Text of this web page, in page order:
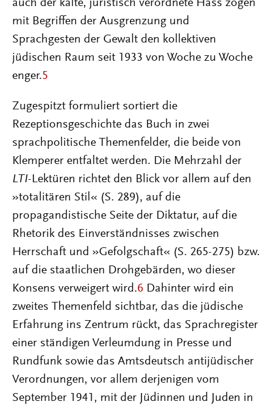
auch der kalte, juristisch verordnete Hass zogen
mit Begriffen der Ausgrenzung und
Sprachgesten der Gewalt den kollektiven
jüdischen Raum seit 1933 von Woche zu Woche
enger.5
Zugespitzt formuliert sortiert die
Rezeptionsgeschichte das Buch in zwei
sprachpolitische Themenfelder, die beide von
Klemperer entfaltet werden. Die Mehrzahl der
LTI-Lektüren richtet den Blick vor allem auf den
»totalitären Stil« (S. 289), auf die
propagandistische Seite der Diktatur, auf die
Rhetorik des Einverständnisses zwischen
Herrschaft und »Gefolgschaft« (S. 265-275) bzw.
auf die staatlichen Drohgebärden, wo dieser
Konsens verweigert wird.6 Dahinter wird ein
zweites Themenfeld sichtbar, das die jüdische
Erfahrung ins Zentrum rückt, das Sprachregister
einer ständigen Verleumdung in Presse und
Rundfunk sowie das Amtsdeutsch antijüdischer
Verordnungen, vor allem derjenigen vom
September 1941, mit der Jüdinnen und Juden in